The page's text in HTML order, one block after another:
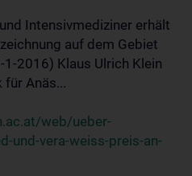
Intensivmediziner erhält
auf dem Gebiet
2016) Klaus Ulrich Klein
Anäs...
web/ueber-
und-vera-weiss-preis-an-